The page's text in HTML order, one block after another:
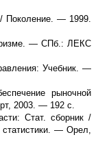
Поколение. — 1999.
— СПб.: ЛЕКС
Учебник. —
рыночной
2003. — 192 с.
Стат. сборник /
статистики. — Орел,